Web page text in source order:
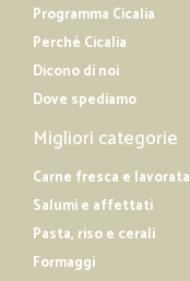
Programma Cicalia
Perché Cicalia
Dicono di noi
Dove spediamo
Migliori categorie
Carne fresca e lavorata
Salumi e affettati
Pasta, riso e cerali
Formaggi